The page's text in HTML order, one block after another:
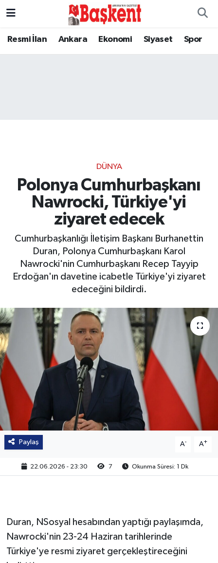
Resmi İlan Ankara Ekonomi Siyaset Spor
DÜNYA
Polonya Cumhurbaşkanı
Nawrocki, Türkiye'yi
ziyaret edecek
Cumhurbaşkanlığı İletişim Başkanı Burhanettin
Duran, Polonya Cumhurbaşkanı Karol
Nawrocki'nin Cumhurbaşkanı Recep Tayyip
Erdoğan'ın davetine icabetle Türkiye'yi ziyaret
edeceğini bildirdi.
Paylaş A- A+
22.06.2026 - 23:30 7 Okunma Süresi: 1 Dk
Duran, NSosyal hesabından yaptığı paylaşımda,
Nawrocki'nin 23-24 Haziran tarihlerinde
Türkiye'ye resmi ziyaret gerçekleştireceğini